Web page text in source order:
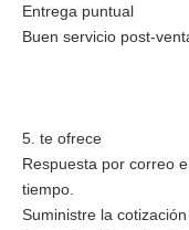
Entrega puntual
Buen servicio post-
5. te ofrece
Respuesta por correo
tiempo.
Suministre la